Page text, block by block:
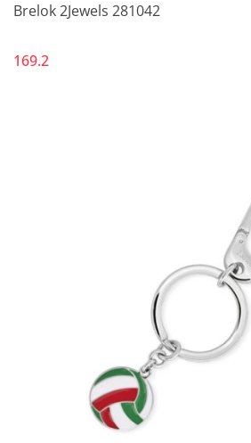
Brelok 2Jewels 281042
169.2